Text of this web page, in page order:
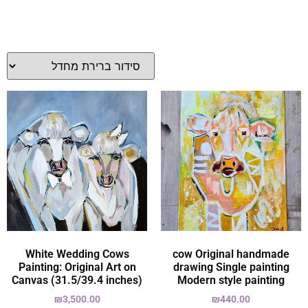
cow Original handmade
drawing Single painting
Modern style painting
₪440.00
White Wedding Cows
Painting: Original Art on
Canvas (31.5/39.4 inches)
₪3,500.00